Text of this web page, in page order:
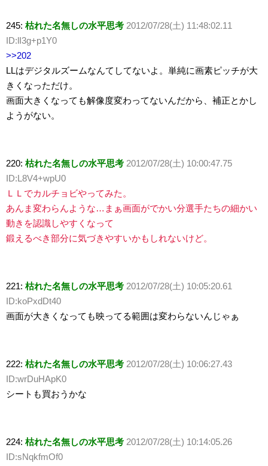
245: 枯れた名無しの水平思考 2012/07/28(土) 11:48:02.11
ID:lI3g+p1Y0
>>202
LLはデジタルズームなんてしてないよ。単純に画素ピッチが大
きくなっただけ。
画面大きくなっても解像度変わってないんだから、補正とかし
ようがない。
220: 枯れた名無しの水平思考 2012/07/28(土) 10:00:47.75
ID:L8V4+wpU0
ＬＬでカルチョビやってみた。
あんま変わらんような…まぁ画面がでかい分選手たちの細かい
動きを認識しやすくなって
鍛えるべき部分に気づきやすいかもしれないけど。
221: 枯れた名無しの水平思考 2012/07/28(土) 10:05:20.61
ID:koPxdDt40
画面が大きくなっても映ってる範囲は変わらないんじゃぁ
222: 枯れた名無しの水平思考 2012/07/28(土) 10:06:27.43
ID:wrDuHApK0
シートも買おうかな
224: 枯れた名無しの水平思考 2012/07/28(土) 10:14:05.26
ID:sNqkfmOf0